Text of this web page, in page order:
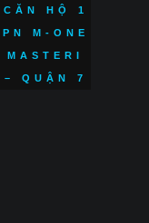
CĂN HỘ 1
PN M-ONE
MASTERI
– QUẬN 7